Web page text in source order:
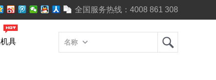
全国服务热线： 4008 861 308
具 名称